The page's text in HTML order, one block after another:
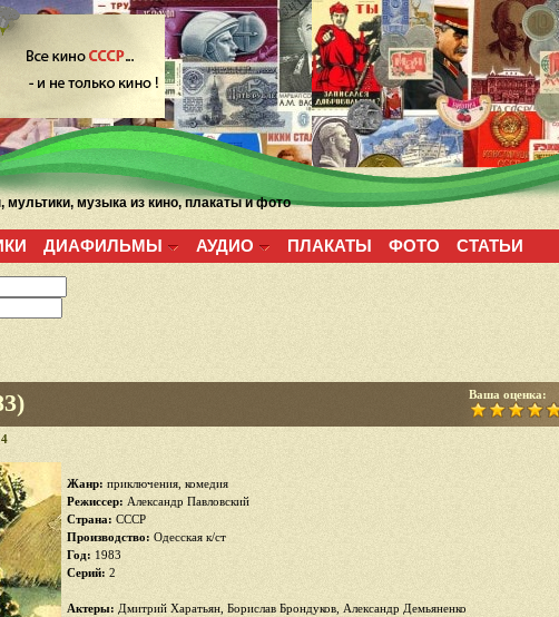
музыка из кино, плакаты и фото
ДИАФИЛЬМЫ АУДИО ПЛАКАТЫ ФОТО СТАТЬИ
Ваша оценка:
Жанр: приключения, комедия
Режиссер: Александр Павловский
Страна: СССР
Производство: Одесская к/ст
Год: 1983
Cерий: 2
Актеры: Дмитрий Харатьян, Борислав Брондуков, Александр Демьяненко